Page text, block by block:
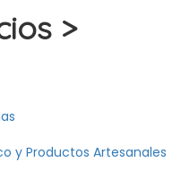
>
y Productos Artesanales